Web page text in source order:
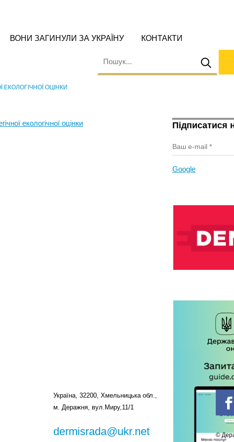
ВОНИ ЗАГИНУЛИ ЗА УКРАЇНУ КОНТАКТИ
ОЦІНКИ
Підписатися
Google
екологічної оцінки
Україна, 32200, Хмельницька обл.,
м. Деражня, вул.Миру,11/1
dermisrada@ukr.net
©